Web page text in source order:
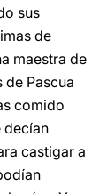
sus
de
maestra de
de Pascua
comido
decían
castigar a